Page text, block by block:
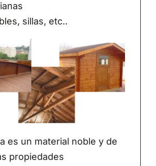
sillas, etc..
es un material noble y de
propiedades